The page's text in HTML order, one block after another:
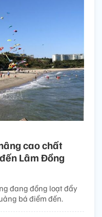
cao chất
Lâm Đồng
đang đồng loạt đẩy
bá điểm đến.